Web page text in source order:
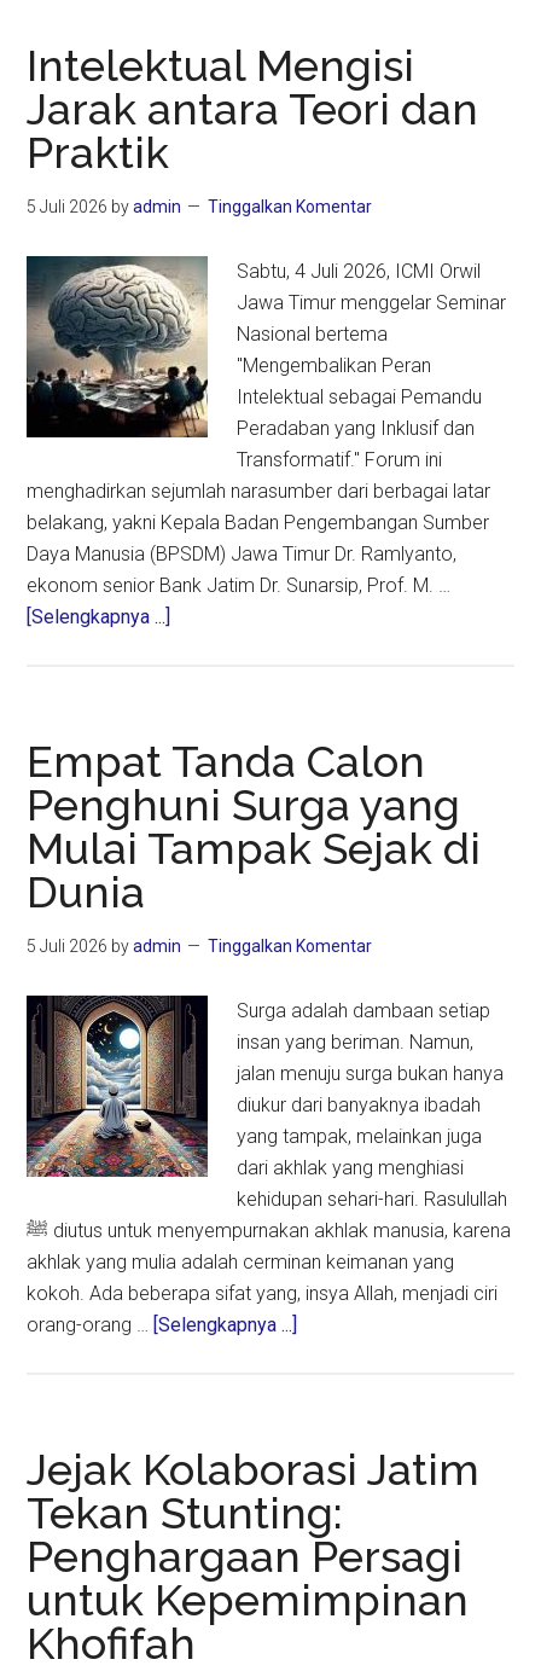
Intelektual Mengisi
Jarak antara Teori dan
Praktik
5 Juli 2026 byadmin Tinggalkan Komentar
Sabtu, 4 Juli 2026, ICMI Orwil
Jawa Timur menggelar Seminar
Nasional bertema
"Mengembalikan Peran
Intelektual sebagai Pemandu
Peradaban yang Inklusif dan
Transformatif." Forum ini
menghadirkan sejumlah narasumber dari berbagai latar
belakang, yakni Kepala Badan Pengembangan Sumber
Daya Manusia (BPSDM) Jawa Timur Dr. Ramlyanto,
ekonom senior Bank Jatim Dr. Sunarsip, Prof. M. …
[Selengkapnya ...]
antara
Teori
dan
Praktik
Empat Tanda Calon
Penghuni Surga yang
Mulai Tampak Sejak di
Dunia
5 Juli 2026 byadmin Tinggalkan Komentar
Surga adalah dambaan setiap
insan yang beriman. Namun,
jalan menuju surga bukan hanya
diukur dari banyaknya ibadah
yang tampak, melainkan juga
dari akhlak yang menghiasi
kehidupan sehari-hari. Rasulullah
ﷺ diutus untuk menyempurnakan akhlak manusia, karena
akhlak yang mulia adalah cerminan keimanan yang
kokoh. Ada beberapa sifat yang, insya Allah, menjadi ciri
orang-orang … [Selengkapnya ...]
Penghuni
Surga
yang
Mulai
Tampak
Sejak
Jejak Kolaborasi Jatim
Tekan Stunting:
Penghargaan Persagi
untuk Kepemimpinan
Khofifah